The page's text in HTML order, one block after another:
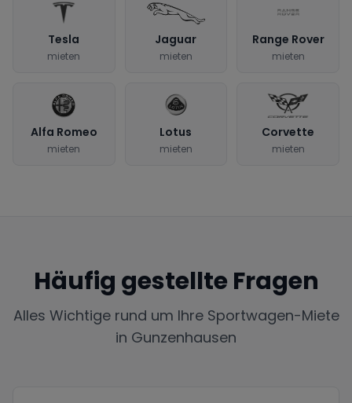
Tesla
mieten
Jaguar
mieten
Range Rover
mieten
Alfa Romeo
mieten
Lotus
mieten
Corvette
mieten
Häufig gestellte Fragen
Alles Wichtige rund um Ihre Sportwagen-Miete
in Gunzenhausen